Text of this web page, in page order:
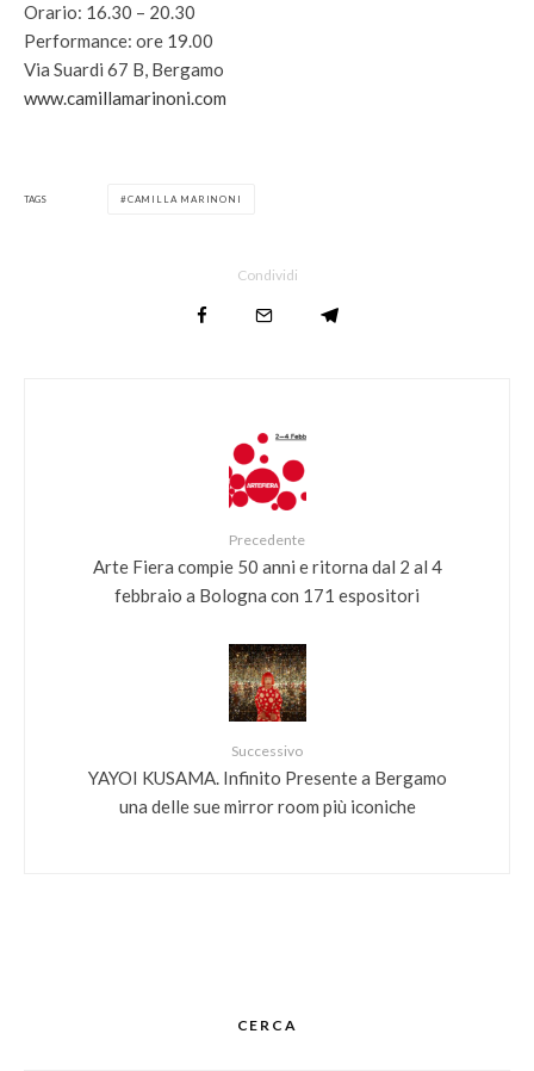
Orario: 16.30 – 20.30
Performance: ore 19.00
Via Suardi 67 B, Bergamo
www.camillamarinoni.com
TAGS CAMILLA MARINONI
Condividi
Precedente
Arte Fiera compie 50 anni e ritorna dal 2 al 4
febbraio a Bologna con 171 espositori
Successivo
YAYOI KUSAMA. Infinito Presente a Bergamo
una delle sue mirror room più iconiche
CERCA